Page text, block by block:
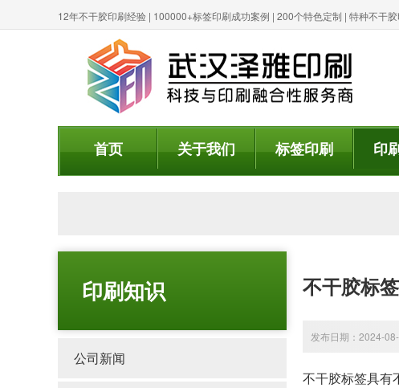
12年不干胶印刷经验 | 100000+标签印刷成功案例 | 200个特色定制 | 特种不干
首页 关于我们 标签印刷 印
印刷知识
公司新闻
不干胶标
发布日期：2024-
不干胶标签具有